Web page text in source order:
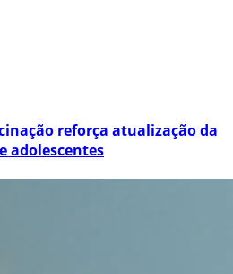
reforça atualização da
adolescentes